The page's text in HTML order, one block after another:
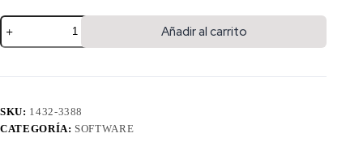
Añadir al carrito
SKU: 1432-3388
CATEGORÍA: SOFTWARE